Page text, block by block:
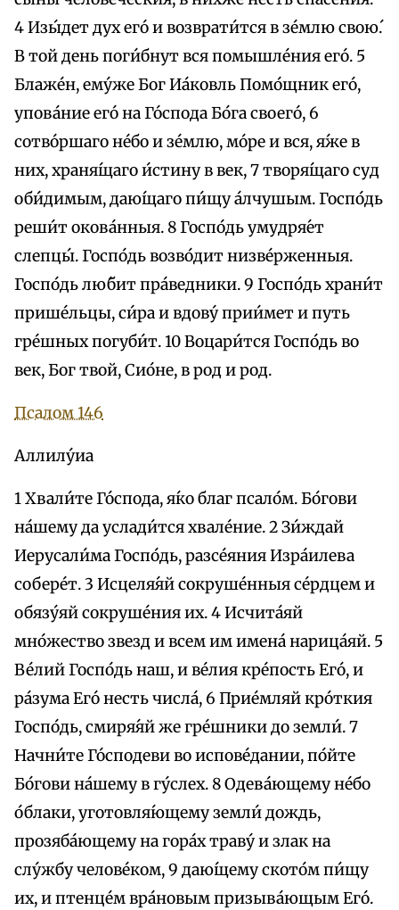
4 Изы́дет дух eго́ и возврати́тся в зе́млю свою́.
В той день поги́бнут вся помышле́ния eго́. 5
Блаже́н, eму́же Бог Иа́ковль Помо́щник его́,
упова́ние eго́ на Го́спода Бо́га своего́, 6
сотво́ршаго не́бо и зе́млю, мо́ре и вся, я́же в
них, храня́щаго и́стину в век, 7 творя́щаго суд
оби́димым, даю́щаго пи́щу а́лчушым. Госпо́дь
реши́т окова́нныя. 8 Госпо́дь умудря́ет
слепцы́. Госпо́дь возво́дит низве́рженныя.
Госпо́дь лю́бит пра́ведники. 9 Госпо́дь храни́т
прише́льцы, си́ра и вдову́ прии́мет и путь
гре́шных погуби́т. 10 Воцари́тся Госпо́дь во
век, Бог твой, Сио́не, в род и род.
Псалом 146
Аллилу́иа
1 Хвали́те Го́спода, я́ко благ псало́м. Бо́гови
на́шему да услади́тся хвале́ние. 2 Зи́ждай
Иерусали́ма Госпо́дь, разсе́яния Изра́илева
собере́т. 3 Исцеля́яй сокруше́нныя се́рдцем и
обязу́яй сокруше́ния их. 4 Исчита́яй
мно́жество звезд и всем им имена́ нарица́яй. 5
Ве́лий Госпо́дь наш, и ве́лия кре́пость Его́, и
ра́зума Его́ несть числа́, 6 Прие́мляй кро́ткия
Госпо́дь, смиря́яй же гре́шники до земли́. 7
Начни́те Го́сподеви во испове́дании, по́йте
Бо́гови на́шему в гу́слех. 8 Одева́ющему не́бо
о́блаки, уготовля́ющему земли́ дождь,
прозяба́ющему на гора́х траву́ и злак на
слу́жбу челове́ком, 9 даю́щему ското́м пи́щу
их, и птенце́м вра́новым призыва́ющым Его́.